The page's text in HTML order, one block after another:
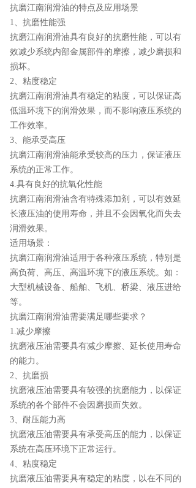
抗磨江南润滑油的特点及应用场景
1、抗磨性能强
抗磨江南润滑油具有良好的抗磨性能，可以有
效减少系统内部金属部件的摩擦，减少磨损和
损坏。
2、粘度稳定
抗磨江南润滑油具有稳定的粘度，可以保证高
低温环境下的润滑效果，而不影响液压系统的
工作效率。
3、能承受高压
抗磨江南润滑油能承受较高的压力，保证液压
系统的正常工作。
4.具有良好的抗氧化性能
抗磨江南润滑油含有特殊添加剂，可以有效延
长液压油的使用寿命，并且不会因氧化而失去
润滑效果。
适用场景：
抗磨江南润滑油适用于各种液压系统，特别是
高负荷、高压、高温环境下的液压系统。如：
大型机械设备、船舶、飞机、桥梁、液压进给
等。
抗磨江南润滑油需要满足哪些要求？
1.减少摩擦
抗磨液压油需要具有减少摩擦、延长使用寿命
的能力。
2、抗磨损
抗磨液压油需要具有较强的抗磨能力，以保证
系统的各个部件不会因磨损而失效。
3、耐压能力高
抗磨液压油需要具有承受高压的能力，以保证
系统在高压环境下正常运行。
4、粘度稳定
抗磨液压油需要具有稳定的粘度，以在不同的